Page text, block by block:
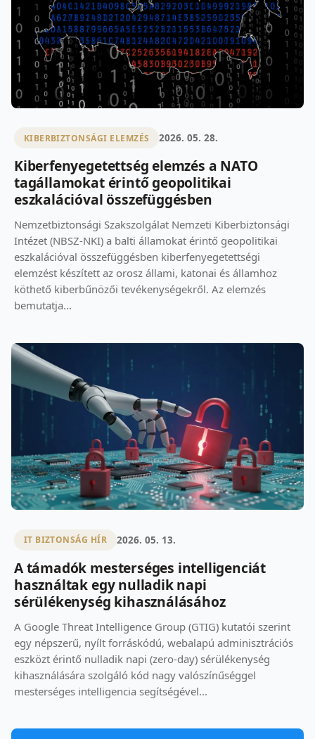
KIBERBIZTONSÁGI ELEMZÉS 2026. 05. 28.
Kiberfenyegetettség elemzés a NATO
tagállamokat érintő geopolitikai
eszkalációval összefüggésben
Nemzetbiztonsági Szakszolgálat Nemzeti Kiberbiztonsági
Intézet (NBSZ-NKI) a balti államokat érintő geopolitikai
eszkalációval összefüggésben kiberfenyegetettségi
elemzést készített az orosz állami, katonai és államhoz
köthető kiberbűnözői tevékenységekről. Az elemzés
bemutatja...
IT BIZTONSÁG HÍR 2026. 05. 13.
A támadók mesterséges intelligenciát
használtak egy nulladik napi
sérülékenység kihasználásához
A Google Threat Intelligence Group (GTIG) kutatói szerint
egy népszerű, nyílt forráskódú, webalapú adminisztrációs
eszközt érintő nulladik napi (zero-day) sérülékenység
kihasználására szolgáló kód nagy valószínűséggel
mesterséges intelligencia segítségével...